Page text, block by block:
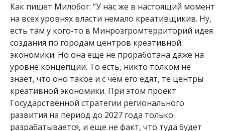
Как пишет Милобог: “У нас же в настоящий момент
на всех уровнях власти немало креативщикив. Ну,
есть там у кого-то в Минрозгромтерриторий идея
создания по городам центров креативной
экономики. Но она еще не проработана даже на
уровне концепции. То есть, никто толком не
знает, что оно такое и с чем его едят, те центры
креативной экономики. При этом проект
Государственной стратегии регионального
развития на период до 2027 года только
разрабатывается, и еще не факт, что туда будет